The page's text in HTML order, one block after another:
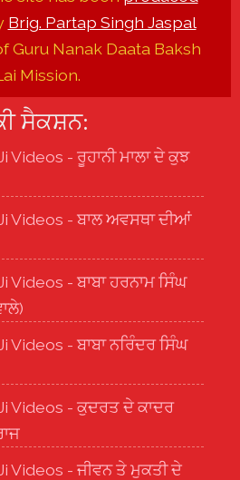
Brig. Partap Singh Jaspal
Guru Nanak Daata Baksh
Mission.
ਸੈਕਸ਼ਨ:
Videos - ਰੂਹਾਨੀ ਮਾਲਾ ਦੇ ਕੁਝ
Videos - ਬਾਲ ਅਵਸਥਾ ਦੀਆਂ
Videos - ਬਾਬਾ ਹਰਨਾਮ ਸਿੰਘ
Videos - ਬਾਬਾ ਨਰਿੰਦਰ ਸਿੰਘ
Videos - ਕੁਦਰਤ ਦੇ ਕਾਦਰ
Videos - ਜੀਵਨ ਤੇ ਮੁਕਤੀ ਦੇ